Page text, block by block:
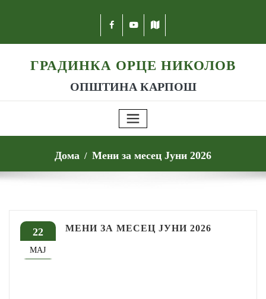
ГРАДИНКА ОРЦЕ НИКОЛОВ
ОПШТИНА КАРПОШ
Дома Мени за месец Јуни 2026
22
МАЈ
МЕНИ ЗА МЕСЕЦ ЈУНИ 2026